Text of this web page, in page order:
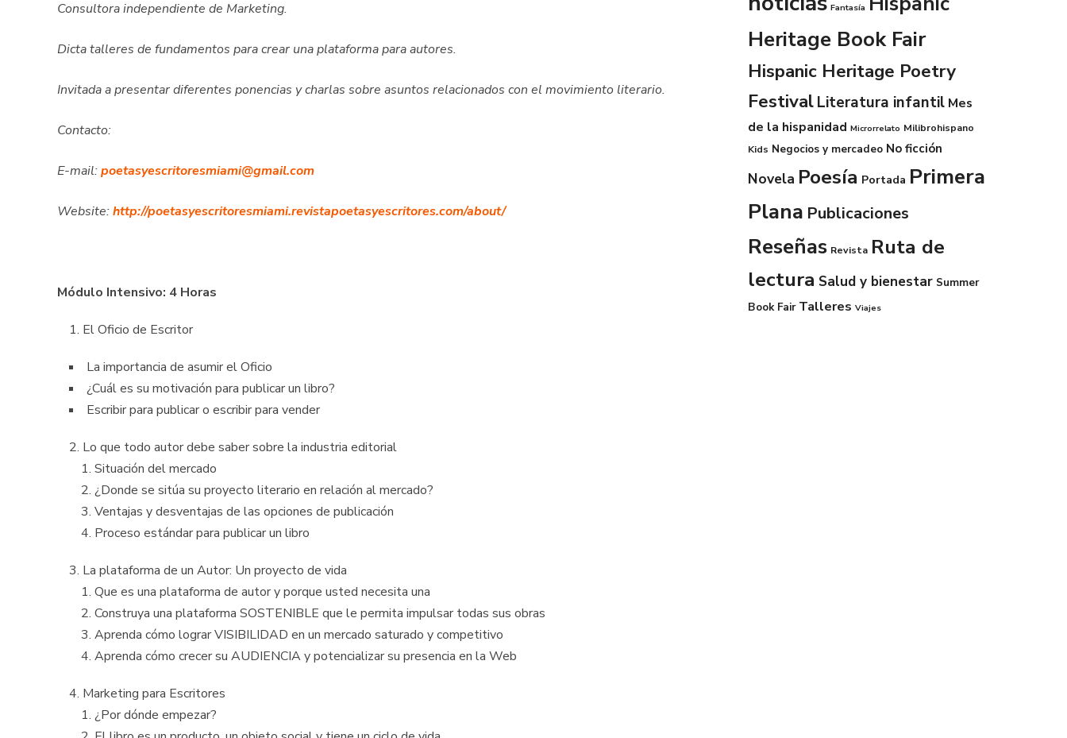
Consultora independiente de Marketing.
Dicta talleres de fundamentos para crear una plataforma para autores.
Invitada a presentar diferentes ponencias y charlas sobre asuntos relacionados con el movimiento literario.
Contacto:
E-mail:poetasyescritoresmiami@gmail.com
Website:http://poetasyescritoresmiami.revistapoetasyescritores.com/about/
Módulo Intensivo: 4 Horas
El Oficio de Escritor
La importancia de asumir el Oficio
¿Cuál es su motivación para publicar un libro?
Escribir para publicar o escribir para vender
Lo que todo autor debe saber sobre la industria editorial
Situación del mercado
¿Donde se sitúa su proyecto literario en relación al mercado?
Ventajas y desventajas de las opciones de publicación
Proceso estándar para publicar un libro
La plataforma de un Autor: Un proyecto de vida
Que es una plataforma de autor y porque usted necesita una
Construya una plataforma SOSTENIBLE que le permita impulsar todas sus obras
Aprenda cómo lograr VISIBILIDAD en un mercado saturado y competitivo
Aprenda cómo crecer su AUDIENCIA y potencializar su presencia en la Web
Marketing para Escritores
¿Por dónde empezar?
Fantasía
Heritage Book Fair
Hispanic Heritage Poetry
FestivalLiteratura infantil Mes
de la hispanidad Microrrelato Milibrohispano
Kids Negocios y mercadeo No ficción
Novela Poesía Portada Primera
Plana Publicaciones
Reseñas Revista Ruta de
lectura Salud y bienestar Summer
Book Fair Talleres Viajes